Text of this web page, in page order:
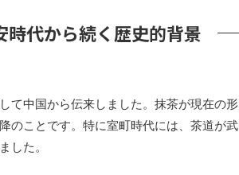
時代から続く歴史的背景
て中国から伝来しました。抹茶が現在の形
のことです。特に室町時代には、茶道が武
した。